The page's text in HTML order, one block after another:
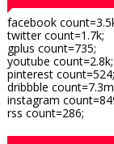
facebook
twitter count=1.7k;
gplus count=735;
youtube count=2.8k;
pinterest count=524;
dribbble
instagram
rss count=286;